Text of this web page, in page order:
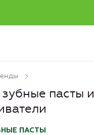
пасты и
ПАСТЫ